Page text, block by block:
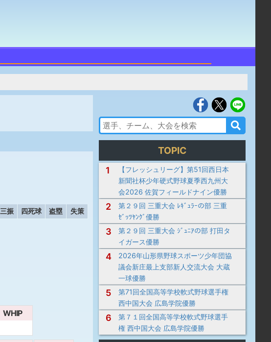
三振 四死球 盗塁 失策
WHIP
TOPIC
1
【フレッシュリーグ】第51回西日本
新聞社杯少年硬式野球夏季西九州大
会2026 佐賀フィールドナイン優勝
2
第２９回 三重大会 ﾚｷﾞｭﾗｰの部 三重
ｾﾞｯﾂﾔﾝｸﾞ優勝
3
第２９回 三重大会 ｼﾞｭﾆｱの部 打田タ
イガース優勝
4
2026年山形県野球スポーツ少年団協
議会新庄最上支部新人交流大会 大蔵
一球優勝
5
第71回全国高等学校軟式野球選手権
西中国大会 広島学院優勝
6
第７１回全国高等学校軟式野球選手
権 西中国大会 広島学院優勝